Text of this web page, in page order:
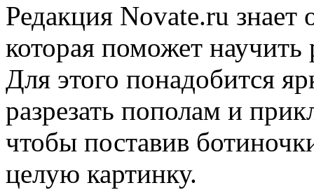
Редакция Novate.ru
которая поможет научить
Для этого понадобится
разрезать пополам и
чтобы поставив
целую картинку.